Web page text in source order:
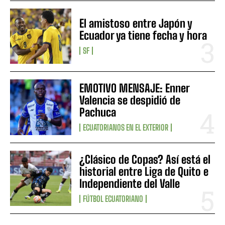
El amistoso entre Japón y
Ecuador ya tiene fecha y hora
SF
EMOTIVO MENSAJE: Enner
Valencia se despidió de
Pachuca
ECUATORIANOS EN EL EXTERIOR
¿Clásico de Copas? Así está el
historial entre Liga de Quito e
Independiente del Valle
FÚTBOL ECUATORIANO